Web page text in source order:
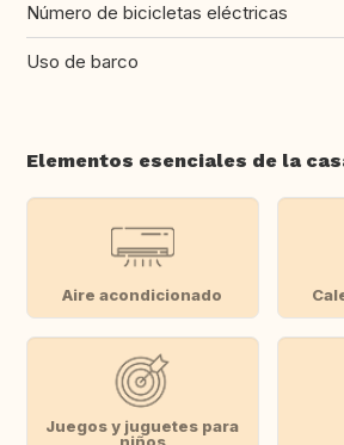
Número de bicicletas eléctricas
Uso de barco
Elementos esenciales de la
Aire acondicionado
Juegos y juguetes para